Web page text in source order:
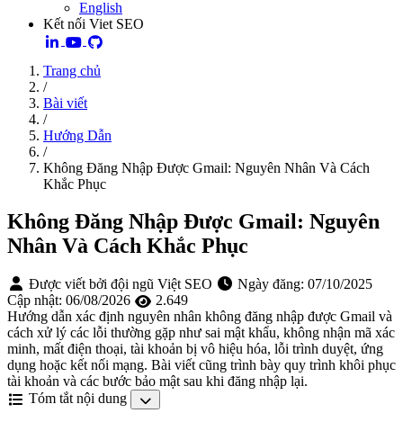
English
Kết nối Viet SEO
Trang chủ
/
Bài viết
/
Hướng Dẫn
/
Không Đăng Nhập Được Gmail: Nguyên Nhân Và Cách
Khắc Phục
Không Đăng Nhập Được Gmail: Nguyên
Nhân Và Cách Khắc Phục
Được viết bởi đội ngũ Việt SEO Ngày đăng: 07/10/2025
Cập nhật: 06/08/2026
2.649
Hướng dẫn xác định nguyên nhân không đăng nhập được Gmail và
cách xử lý các lỗi thường gặp như sai mật khẩu, không nhận mã xác
minh, mất điện thoại, tài khoản bị vô hiệu hóa, lỗi trình duyệt, ứng
dụng hoặc kết nối mạng. Bài viết cũng trình bày quy trình khôi phục
tài khoản và các bước bảo mật sau khi đăng nhập lại.
Tóm tắt nội dung